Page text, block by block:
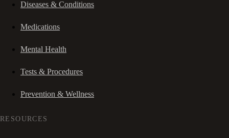
Diseases & Conditions
Medications
Mental Health
Tests & Procedures
Prevention & Wellness
RESOURCES